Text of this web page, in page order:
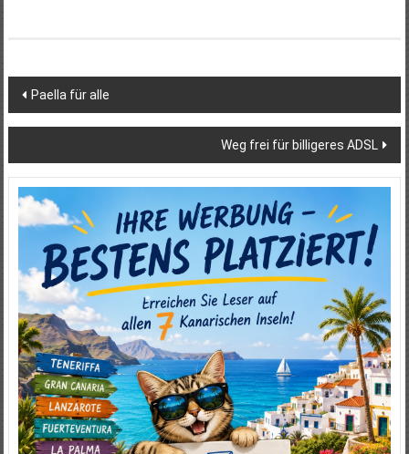
Beitragsnavigation
Paella für alle
Weg frei für billigeres ADSL